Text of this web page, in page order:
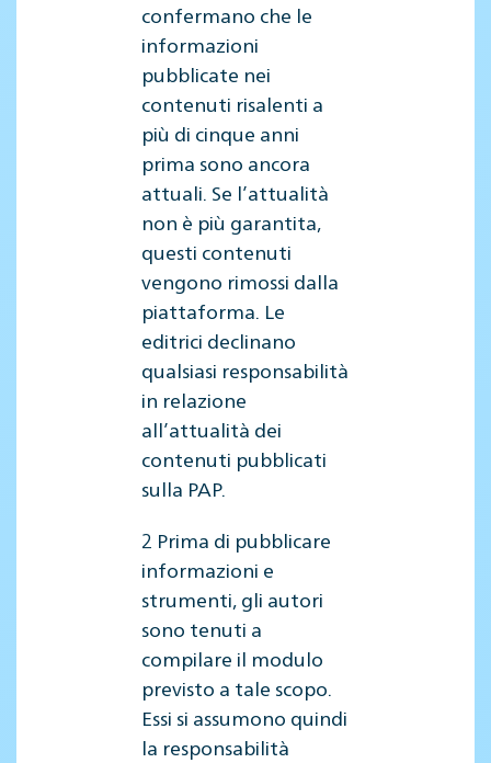
confermano che le
informazioni
pubblicate nei
contenuti risalenti a
più di cinque anni
prima sono ancora
attuali. Se l’attualità
non è più garantita,
questi contenuti
vengono rimossi dalla
piattaforma. Le
editrici declinano
qualsiasi responsabilità
in relazione
all’attualità dei
contenuti pubblicati
sulla PAP.
2 Prima di pubblicare
informazioni e
strumenti, gli autori
sono tenuti a
compilare il modulo
previsto a tale scopo.
Essi si assumono quindi
la responsabilità